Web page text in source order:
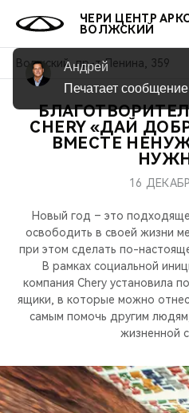
ЧЕРИ ЦЕНТР
ВОЛЖСКИЙ
Волжский, пр-т Ленина, 359
СЕДАНЫ
НОВИНКИ
ПОДДЕРЖКА
CHERY CONNECT
МИР
CHERY В СОЦСЕТЯХ
ЛЮДИ CHERY
БЛАГОТВОРИТЕЛЬНОСТЬ
CHERY И СПОРТ
ОНЛАЙН
О
CHERY «ДАЙ
ВМЕСТЕ
16
Новый год – это
освободить в своей жизни
при этом сделать по-
В рамках социальной
компания Chery установила
ящики, в которые можно
самым помочь другим
жизненной
Андрей
Печатает